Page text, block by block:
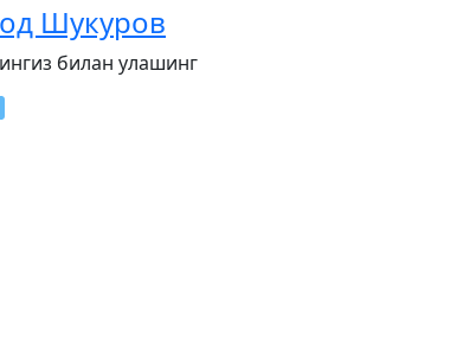
Шукуров
билан улашинг